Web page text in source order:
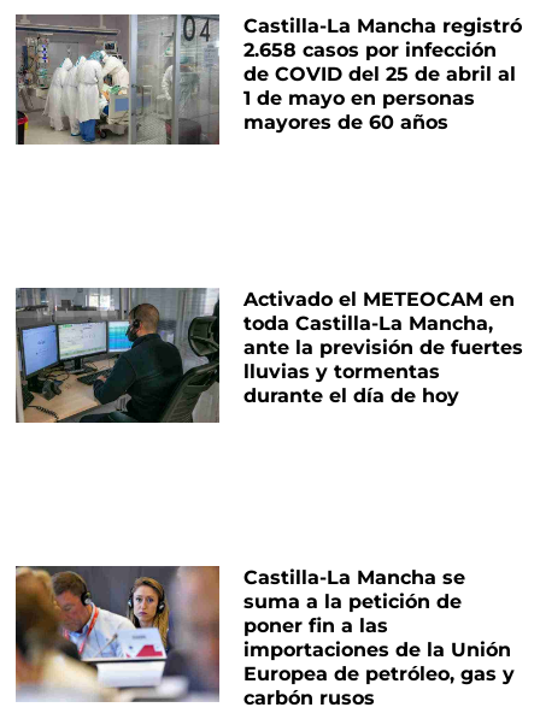
Castilla-La Mancha registró
2.658 casos por infección
de COVID del 25 de abril al
1 de mayo en personas
mayores de 60 años
Activado el METEOCAM en
toda Castilla-La Mancha,
ante la previsión de fuertes
lluvias y tormentas
durante el día de hoy
Castilla-La Mancha se
suma a la petición de
poner fin a las
importaciones de la Unión
Europea de petróleo, gas y
carbón rusos